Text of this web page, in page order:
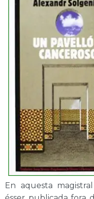
En aquesta